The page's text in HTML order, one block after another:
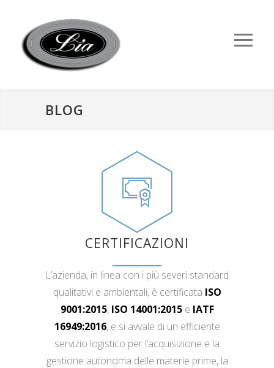
BLOG
CERTIFICAZIONI
L’azienda, in linea con i più severi standard
qualitativi e ambientali, è certificata ISO
9001:2015, ISO 14001:2015e IATF
16949:2016, e si avvale di un efficiente
servizio logistico per l’acquisizione e la
gestione autonoma delle materie prime, la